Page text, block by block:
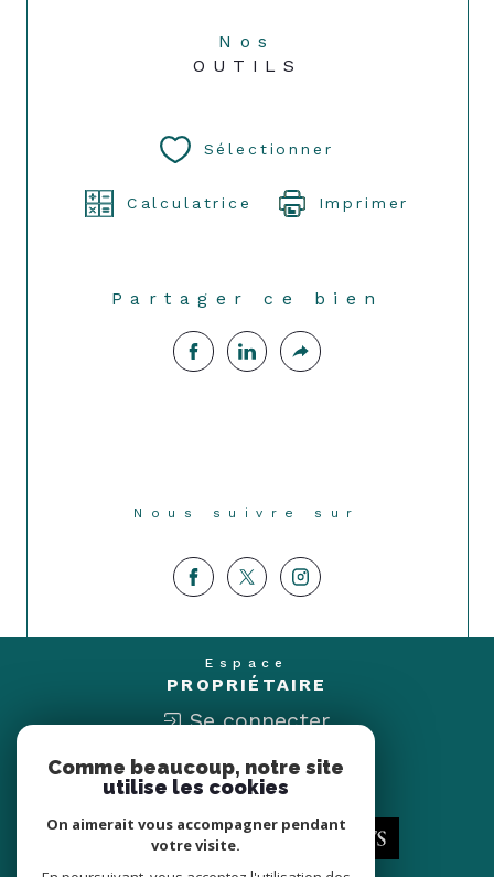
Nos
OUTILS
Sélectionner
Calculatrice Imprimer
Partager ce bien
Nous suivre sur
Espace
PROPRIÉTAIRE
Se connecter
Nous
ADHÉRONS
Comme beaucoup, notre site
utilise les cookies
On aimerait vous accompagner pendant
votre visite.